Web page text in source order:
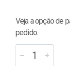
Veja a opção de
pedido.